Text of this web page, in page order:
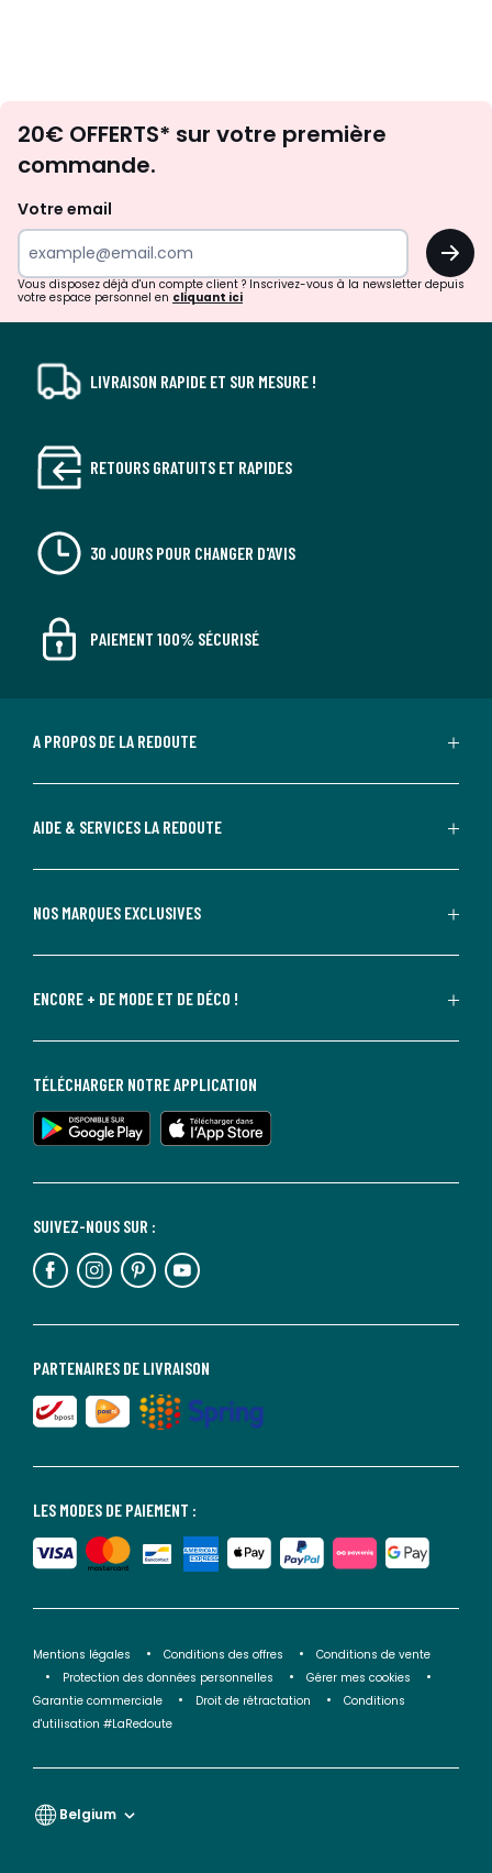
d'inspirations
surprises?
20€ OFFERTS* sur votre première
commande.
Votre email
OK
Vous disposez déjà d'un compte client ? Inscrivez-vous à la newsletter depuis
votre espace personnel en cliquant ici
LIVRAISON RAPIDE ET SUR MESURE !
RETOURS GRATUITS ET RAPIDES
30 JOURS POUR CHANGER D'AVIS
PAIEMENT 100% SÉCURISÉ
A PROPOS DE LA REDOUTE
AIDE & SERVICES LA REDOUTE
NOS MARQUES EXCLUSIVES
ENCORE + DE MODE ET DE DÉCO !
LES MODES DE PAIEMENT :
PARTENAIRES DE LIVRAISON
SUIVEZ-NOUS SUR :
TÉLÉCHARGER NOTRE APPLICATION
Mentions légales Conditions des offres
Conditions de vente
Protection des données personnelles
Gérer mes cookies
Garantie commerciale
Droit de rétractation
Conditions
d'utilisation #LaRedoute
Belgium